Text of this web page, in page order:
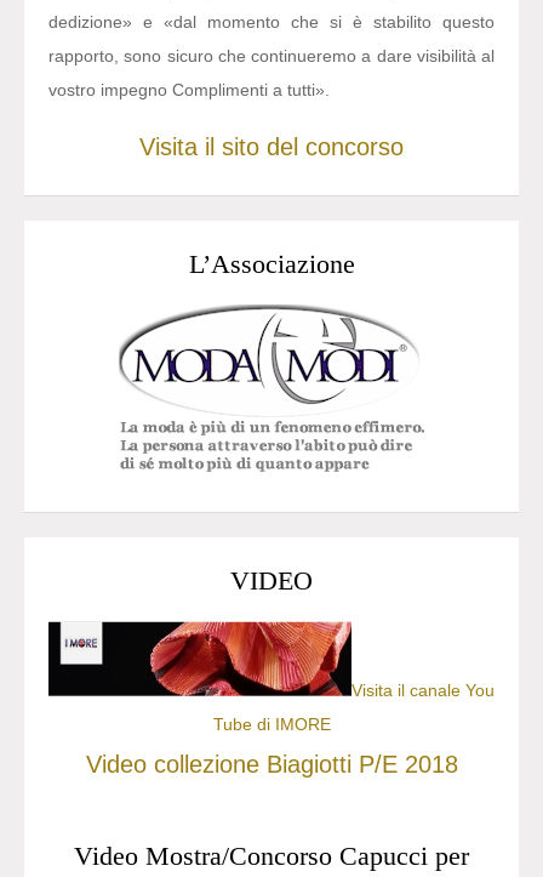
dedizione» e «dal momento che si è stabilito questo
rapporto, sono sicuro che continueremo a dare visibilità al
vostro impegno Complimenti a tutti».
Visita il sito del concorso
L’Associazione
VIDEO
Visita il canale You
Tube di IMORE
Video collezione Biagiotti P/E 2018
Video Mostra/Concorso Capucci per